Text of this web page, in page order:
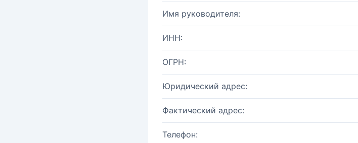
Имя руководителя:
ИНН:
ОГРН:
Юридический адрес:
Фактический адрес:
Телефон: